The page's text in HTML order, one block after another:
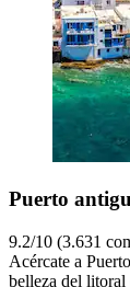
Puerto
9.2/10 (3.631
Acércate a
belleza del litoral